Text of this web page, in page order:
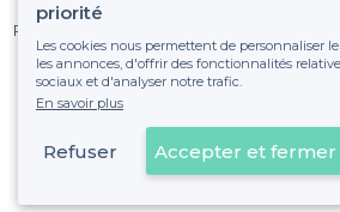
Pas de commissions et sans
fixe sans risque de voir
Référencer mon
Déjà client
priorité
Les cookies nous permettent de personnaliser
les annonces, d'offrir des fonctionnalités
sociaux et d'analyser notre trafic.
En savoir plus
Refuser Accepter et fermer